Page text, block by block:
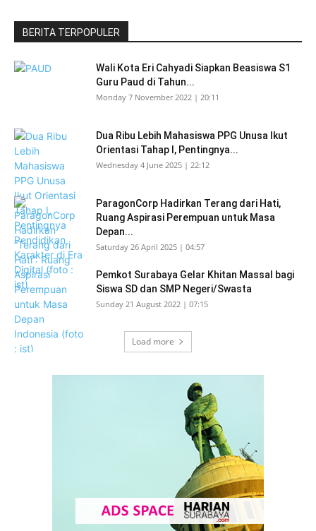
BERITA TERPOPULER
Wali Kota Eri Cahyadi Siapkan Beasiswa S1
Guru Paud di Tahun...
Monday 7 November 2022 | 20:11
Dua Ribu Lebih Mahasiswa PPG Unusa Ikut
Orientasi Tahap I, Pentingnya...
Wednesday 4 June 2025 | 22:12
ParagonCorp Hadirkan Terang dari Hati,
Ruang Aspirasi Perempuan untuk Masa
Depan...
Saturday 26 April 2025 | 04:57
Pemkot Surabaya Gelar Khitan Massal bagi
Siswa SD dan SMP Negeri/Swasta
Sunday 21 August 2022 | 07:15
Load more